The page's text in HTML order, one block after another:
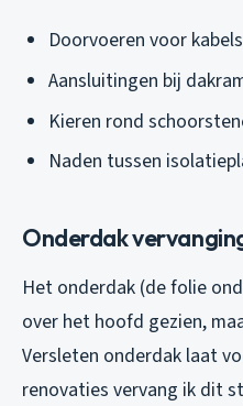
Doorvoeren voor
Aansluitingen bij
Kieren rond
Naden tussen
Onderdak
Het onderdak (de folie
over het hoofd gezien,
Versleten onderdak laat
renovaties vervang ik dit